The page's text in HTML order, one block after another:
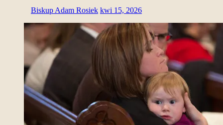
Biskup Adam Rosiek kwi 15, 2026